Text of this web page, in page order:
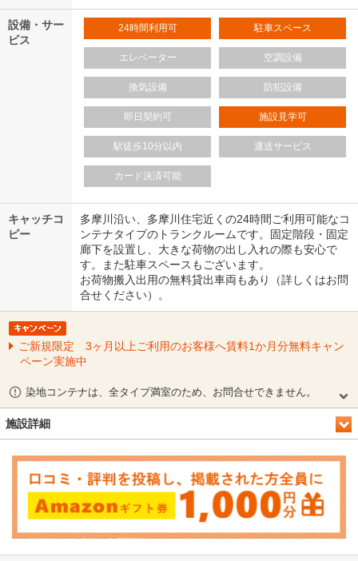
設備・サー
ビス
24時間利用可 駐車スペース
エレベーター 空調設備
換気設備 防犯設備
即日契約可 施設見学可
駅徒歩10分以内 運送サービス
カード決済可能
キャッチコ
ピー
多摩川沿い、多摩川住宅近くの24時間ご利用可能なコ
ンテナタイプのトランクルームです。固定階段・固定
廊下を設置し、大きな荷物の出し入れの際も安心で
す。また駐車スペースもございます。
お荷物搬入出用の無料貸出車両もあり（詳しくはお問
合せください）。
ご新規限定 3ヶ月以上ご利用のお客様へ賃料1か月分無料キャン
ペーン実施中
染地コンテナは、全タイプ満室のため、お問合せできません。
施設詳細